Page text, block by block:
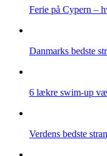
Ferie på Cypern –
Danmarks bedste
6 lækre swim-up
Verdens bedste